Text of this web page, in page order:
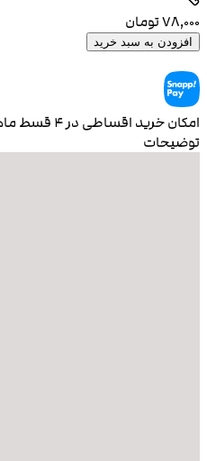
۷۸٬۰۰۰تومان
افزودن به سبد خرید
امکان خرید اقساطی در ۴ قسط ماهانه
توضیحات